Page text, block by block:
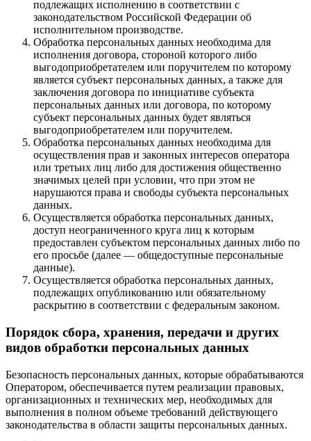
подлежащих исполнению в соответствии с
законодательством Российской Федерации об
исполнительном производстве.
Обработка персональных данных необходима для
исполнения договора, стороной которого либо
выгодоприобретателем или поручителем по которому
является субъект персональных данных, а также для
заключения договора по инициативе субъекта
персональных данных или договора, по которому
субъект персональных данных будет являться
выгодоприобретателем или поручителем.
Обработка персональных данных необходима для
осуществления прав и законных интересов оператора
или третьих лиц либо для достижения общественно
значимых целей при условии, что при этом не
нарушаются права и свободы субъекта персональных
данных.
Осуществляется обработка персональных данных,
доступ неограниченного круга лиц к которым
предоставлен субъектом персональных данных либо по
его просьбе (далее — общедоступные персональные
данные).
Осуществляется обработка персональных данных,
подлежащих опубликованию или обязательному
раскрытию в соответствии с федеральным законом.
Порядок сбора, хранения, передачи и других
видов обработки персональных данных
Безопасность персональных данных, которые обрабатываются
Оператором, обеспечивается путем реализации правовых,
организационных и технических мер, необходимых для
выполнения в полном объеме требований действующего
законодательства в области защиты персональных данных.